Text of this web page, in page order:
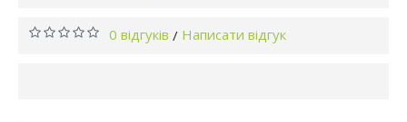
0 відгуків / Написати відгук